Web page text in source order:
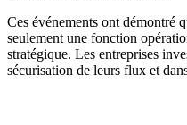
Ces événements ont démontré
seulement une fonction
stratégique. Les entreprises
sécurisation de leurs flux et